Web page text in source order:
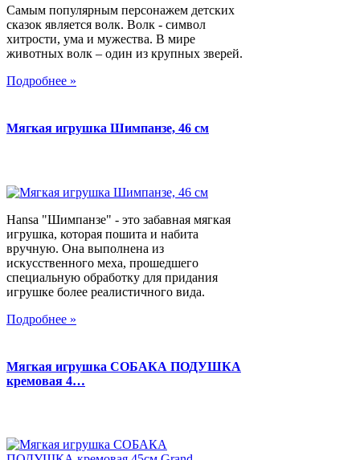
Самым популярным персонажем детских
сказок является волк. Волк - символ
хитрости, ума и мужества. В мире
животных волк – один из крупных зверей.
Подробнее »
Мягкая игрушка Шимпанзе, 46 см
Hansa "Шимпанзе" - это забавная мягкая
игрушка, которая пошита и набита
вручную. Она выполнена из
искусственного меха, прошедшего
специальную обработку для придания
игрушке более реалистичного вида.
Подробнее »
Мягкая игрушка СОБАКА ПОДУШКА
кремовая 4…